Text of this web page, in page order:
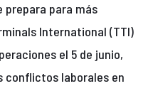
prepara para más
International (TTI)
el 5 de junio,
conflictos laborales en